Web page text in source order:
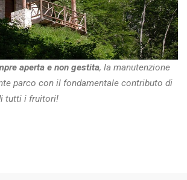
aperta e non gestita, la manutenzione
parco con il fondamentale contributo di
tutti i fruitori!